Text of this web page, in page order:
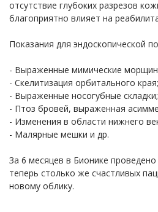
отсутствие глубоких разрезов
благоприятно влияет на
Показания для эндоскопической
- Выраженные мимические
- Скелитизация орбитального края;
- Выраженные носогубные складки;
- Птоз бровей, выраженная
- Изменения в области нижнего
- Малярные мешки и др.
За 6 месяцев в Бионике
теперь столько же счастливых
новому облику.